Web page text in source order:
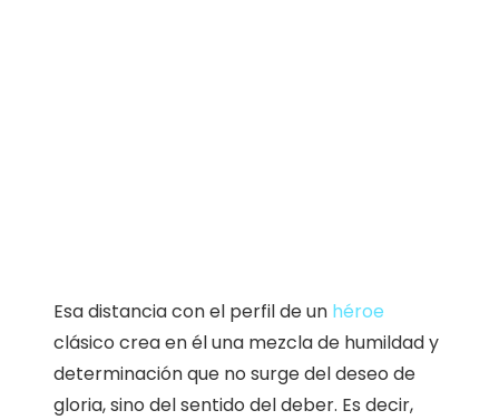
Esa distancia con el perfil de un héroe
clásico crea en él una mezcla de humildad y
determinación que no surge del deseo de
gloria, sino del sentido del deber. Es decir,